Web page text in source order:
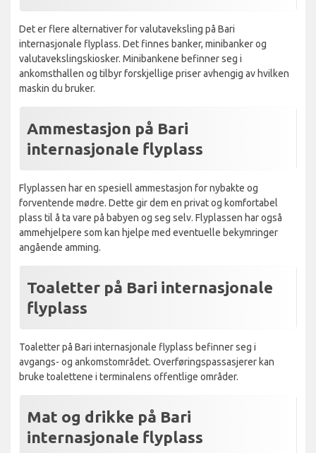
Det er flere alternativer for valutaveksling på Bari
internasjonale flyplass. Det finnes banker, minibanker og
valutavekslingskiosker. Minibankene befinner seg i
ankomsthallen og tilbyr forskjellige priser avhengig av hvilken
maskin du bruker.
Ammestasjon på Bari
internasjonale flyplass
Flyplassen har en spesiell ammestasjon for nybakte og
forventende mødre. Dette gir dem en privat og komfortabel
plass til å ta vare på babyen og seg selv. Flyplassen har også
ammehjelpere som kan hjelpe med eventuelle bekymringer
angående amming.
Toaletter på Bari internasjonale
flyplass
Toaletter på Bari internasjonale flyplass befinner seg i
avgangs- og ankomstområdet. Overføringspassasjerer kan
bruke toalettene i terminalens offentlige områder.
Mat og drikke på Bari
internasjonale flyplass